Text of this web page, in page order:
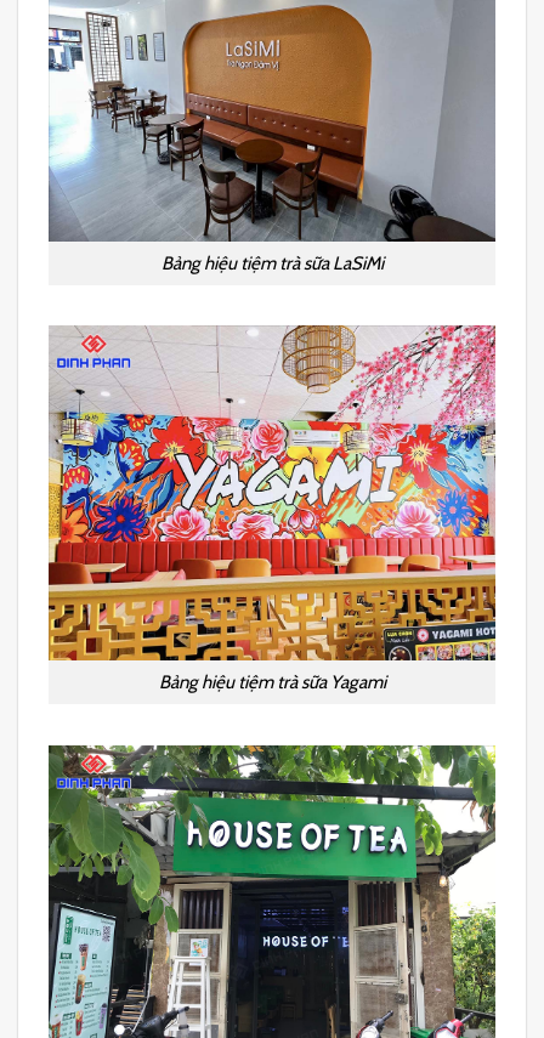
Bảng hiệu tiệm trà sữa LaSiMi
Bảng hiệu tiệm trà sữa Yagami